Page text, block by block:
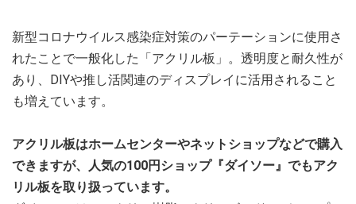
新型コロナウイルス感染症対策のパーテーションに使用さ
れたことで一般化した「アクリル板」。透明度と耐久性が
あり、DIYや推し活関連のディスプレイに活用されること
も増えています。
アクリル板はホームセンターやネットショップなどで購入
できますが、人気の100円ショップ『ダイソー』でもアク
リル板を取り扱っています。